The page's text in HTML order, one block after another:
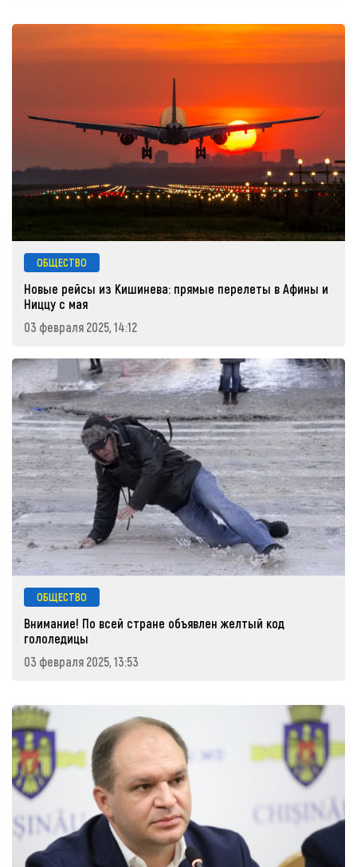
ОБЩЕСТВО
Новые рейсы из Кишинева: прямые перелеты в Афины и
Ниццу с мая
03 февраля 2025, 14:12
ОБЩЕСТВО
Внимание! По всей стране объявлен желтый код
гололедицы
03 февраля 2025, 13:53